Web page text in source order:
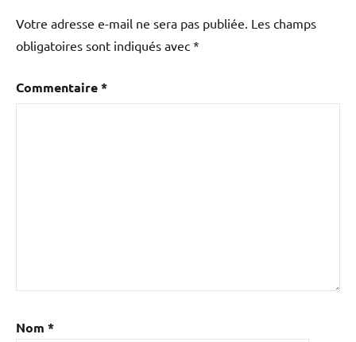
Votre adresse e-mail ne sera pas publiée. Les champs
obligatoires sont indiqués avec *
Commentaire*
Nom *